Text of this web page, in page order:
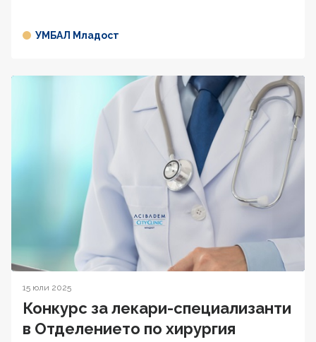
УМБАЛ Младост
15 юли 2025
Конкурс за лекари-специализанти
в Отделението по хирургия